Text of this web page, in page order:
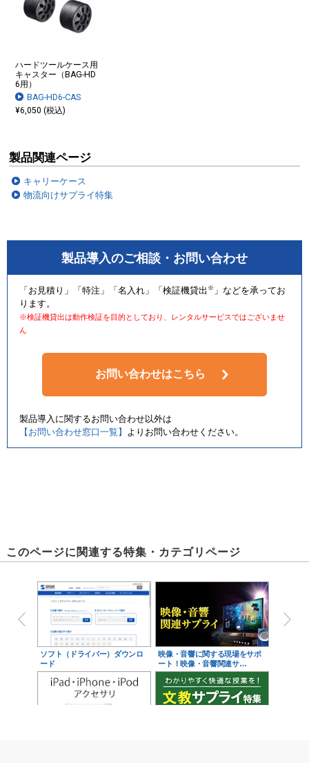
別売りの鍵を取り付けることができ、セキュリティ面も安心です。
名札ケース付き
ハードツールケース用
キャスター（BAG-HD
6用）
BAG-HD6-CAS
¥6,050 (税込)
製品関連ページ
キャリーケース
物流向けサプライ特集
製品導入のご相談・お問い合わせ
「お見積り」「特注」「名入れ」「検証機貸出 ※ 」などを承ってお
ります。
※検証機貸出は動作検証を目的としており、レンタルサービスではございませ
ん
お問い合わせはこちら
製品導入に関するお問い合わせ以外は
【お問い合わせ窓口一覧】 よりお問い合わせください。
このページに関連する特集・カテゴリページ
ソフト（ドライバー）ダウンロ
ード
映像・音響に関する現場をサポ
ート！映像・音響関連サ…